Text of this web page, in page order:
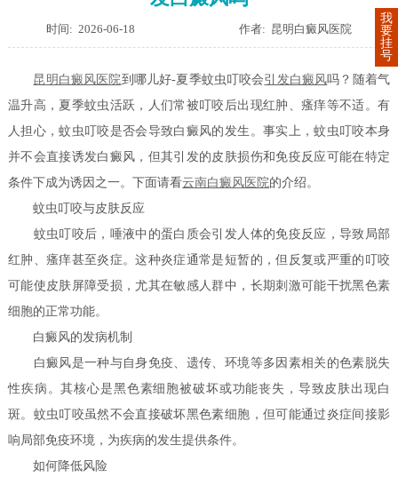
时间: 2026-06-18 作者: 昆明白癜风医院
昆明白癜风医院到哪儿好-夏季蚊虫叮咬会引发白癜风吗？随着气
温升高，夏季蚊虫活跃，人们常被叮咬后出现红肿、瘙痒等不适。有
人担心，蚊虫叮咬是否会导致白癜风的发生。事实上，蚊虫叮咬本身
并不会直接诱发白癜风，但其引发的皮肤损伤和免疫反应可能在特定
条件下成为诱因之一。下面请看云南白癜风医院的介绍。
蚊虫叮咬与皮肤反应
蚊虫叮咬后，唾液中的蛋白质会引发人体的免疫反应，导致局部
红肿、瘙痒甚至炎症。这种炎症通常是短暂的，但反复或严重的叮咬
可能使皮肤屏障受损，尤其在敏感人群中，长期刺激可能干扰黑色素
细胞的正常功能。
白癜风的发病机制
白癜风是一种与自身免疫、遗传、环境等多因素相关的色素脱失
性疾病。其核心是黑色素细胞被破坏或功能丧失，导致皮肤出现白
斑。蚊虫叮咬虽然不会直接破坏黑色素细胞，但可能通过炎症间接影
响局部免疫环境，为疾病的发生提供条件。
如何降低风险
我
要
挂
号